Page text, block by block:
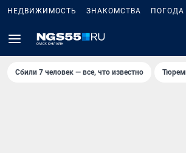
НЕДВИЖИМОСТЬ ЗНАКОМСТВА ПОГОДА
Сбили 7 человек — все, что известно